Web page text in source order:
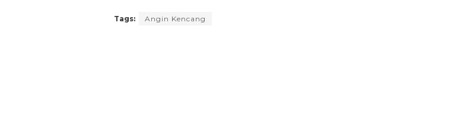
Tags: Angin Kencang